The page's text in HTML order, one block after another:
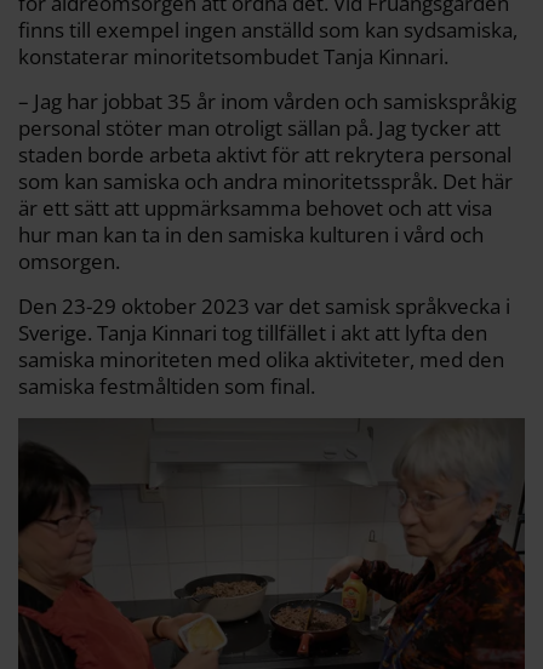
finns till exempel ingen anställd som kan sydsamiska,
konstaterar minoritetsombudet Tanja Kinnari.
– Jag har jobbat 35 år inom vården och samiskspråkig
personal stöter man otroligt sällan på. Jag tycker att
staden borde arbeta aktivt för att rekrytera personal
som kan samiska och andra minoritetsspråk. Det här
är ett sätt att uppmärksamma behovet och att visa
hur man kan ta in den samiska kulturen i vård och
omsorgen.
Den 23-29 oktober 2023 var det samisk språkvecka i
Sverige. Tanja Kinnari tog tillfället i akt att lyfta den
samiska minoriteten med olika aktiviteter, med den
samiska festmåltiden som final.